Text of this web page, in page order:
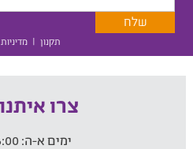
תקנון |
צרו
ימים א-ה: